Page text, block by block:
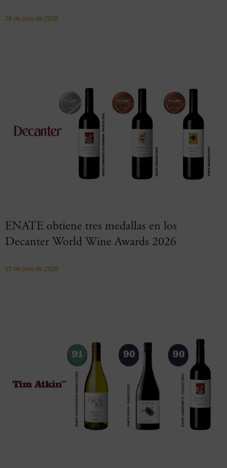
28 de julio de 2026
ENATE obtiene tres medallas en los
Decanter World Wine Awards 2026
15 de julio de 2026